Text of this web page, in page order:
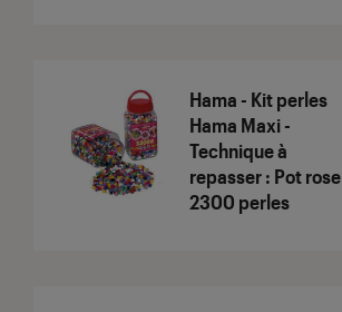
Hama - Kit perles
Hama Maxi -
Technique à
repasser : Pot rose
2300 perles